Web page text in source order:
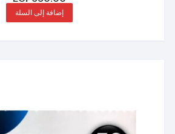
إضافة إلى السلة